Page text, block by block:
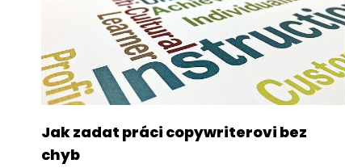
Jak zadat práci copywriterovi bez
chyb